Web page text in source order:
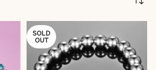
SOLD
OUT